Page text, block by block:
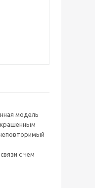
модель
с чем